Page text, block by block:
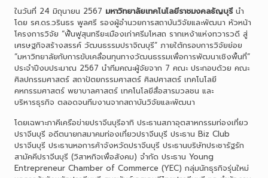
ในวันที่ 24 มิถุนายน 2567 มหาวิทยาลัยเทคโนโลยีราชมงคลธัญบุรีนำ
โดย รศ.ดร.วรินธร พูลศรี รองผู้อำนวยการสถาบันวิจัยและพัฒนา หัวหน้า
โครงการวิจัย “ฟื้นฟูสุนทรียะเมืองเก่าศรีมโหสถ รากเหง้าแห่งทวารวดี สู่
เศรษฐกิจสร้างสรรค์ วัฒนธรรมปราจิณบุรี” ภายใต้กรอบการวิจัยย่อย
“มหาวิทยาลัยกับการขับเคลื่อนทุนทางวัฒนธรรมเพื่อการพัฒนาเชิงพื้นที่”
ประจำปีงบประมาณ 2567 นำทีมคณะผู้จัยจาก 7 คณะ ประกอบด้วย คณะ
ศิลปกรรมศาสตร์ สถาปัตยกรรมศาสตร์ ศิลปศาสตร์ เทคโนโลยี
คหกรรมศาสตร์ พยาบาลศาสตร์ เทคโนโลยีสื่อสารมวลชน และ
บริหารธุรกิจ ตลอดจนทีมงานจากสถาบันวิจัยและพัฒนา
โดยเฉพาะภาคีเครือข่ายปราจีนบุรีอาทิ ประธานสภาอุตสาหกรรมท่องเที่ยว
ปราจีนบุรี อดีตนายกสมาคมท่องเที่ยวปราจีนบุรี ประธาน Biz Club
ปราจีนบุรี ประธานหอการค้าจังหวัดปราจีนบุรี ประธานบริษัทประชารัฐรัก
สามัคคีปราจีนบุรี (วิสาหกิจเพื่อสังคม) จำกัด ประธาน Young
Entrepreneur Chamber of Commerce (YEC) กลุ่มนักธุรกิจรุ่นใหม่